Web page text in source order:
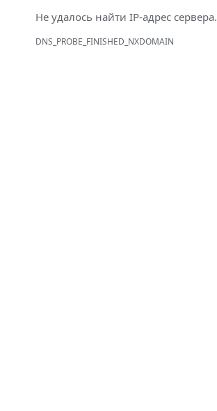
Не удалось найти IP-адрес сервера.
DNS_PROBE_FINISHED_NXDOMAIN